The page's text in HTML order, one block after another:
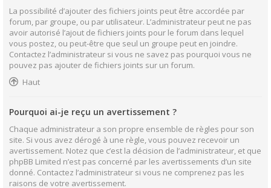
La possibilité d’ajouter des fichiers joints peut être accordée par
forum, par groupe, ou par utilisateur. L’administrateur peut ne pas
avoir autorisé l’ajout de fichiers joints pour le forum dans lequel
vous postez, ou peut-être que seul un groupe peut en joindre.
Contactez l’administrateur si vous ne savez pas pourquoi vous ne
pouvez pas ajouter de fichiers joints sur un forum.
Haut
Pourquoi ai-je reçu un avertissement ?
Chaque administrateur a son propre ensemble de règles pour son
site. Si vous avez dérogé à une règle, vous pouvez recevoir un
avertissement. Notez que c’est la décision de l’administrateur, et que
phpBB Limited n’est pas concerné par les avertissements d’un site
donné. Contactez l’administrateur si vous ne comprenez pas les
raisons de votre avertissement.